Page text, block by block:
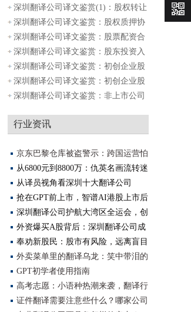
协议范
深圳翻译公司译文鉴赏(1)：股权转让
程序
深圳翻译公司译文鉴赏：股权质押协
议（质
深圳翻译公司译文鉴赏：股票配资合
同样本
深圳翻译公司译文鉴赏：股东投资入
股协议
深圳翻译公司译文鉴赏：初创企业股
权分配
深圳翻译公司译文鉴赏：初创企业股
权分配
深圳翻译公司译文鉴赏：非上市公司
行业资讯
京东巴黎仓库被盗警示：跨国运营怕
踩坑？
从6800元到8800万：仇英名画流转迷
局背后，南
从译员视角看深圳十大翻译公司
（2025更新）
抢在GPT前上市，智谱AI港股上市后
算是AGI全球
深圳翻译公司护航大湾区全运会，创
译精准
外资爆买A股背后：深圳翻译公司成
资本沟通
奉劝新股民：股市有风险，远离盲目
投资
外卖菜单里的翻译乌龙：笑中带泪的
美食之
GPT初学者使用指南
高考志愿：小语种热潮来袭，翻译行
业将迎
证件翻译需要注意些什么？哪家公司
在线咨